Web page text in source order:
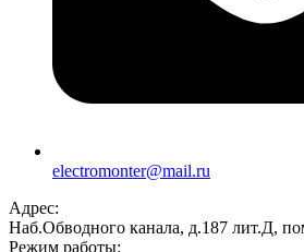
electromonter@mail.ru
Адрес:
Наб.Обводного канала, д.187 лит.Д,
Режим работы: